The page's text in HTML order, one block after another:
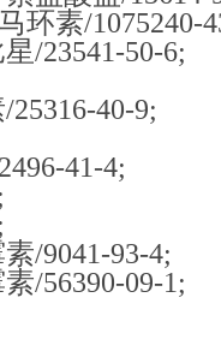
环素/1075240-
/23541-50-6;
40-9;
41-4;
/9041-93-4;
/56390-09-1;